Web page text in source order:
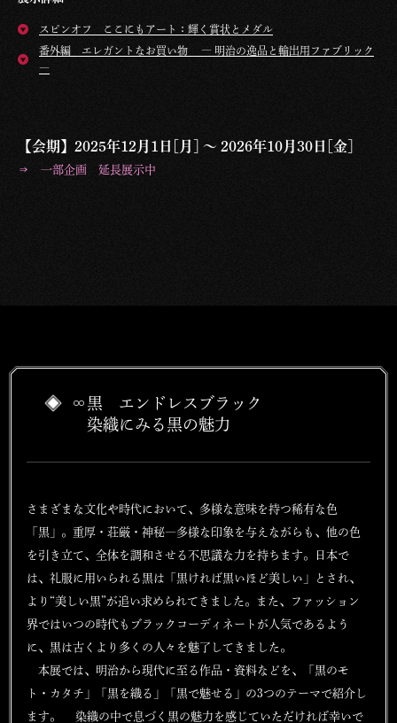
スピンオフ ここにもアート：輝く賞状とメダル
番外編 エレガントなお買い物 ― 明治の逸品と輸出用ファブリック
―
【会期】2025年12月1日[月] ～ 2026年10月30日[金]
⇒ 一部企画 延長展示中
∞黒 エンドレスブラック
染織にみる黒の魅力
さまざまな文化や時代において、多様な意味を持つ稀有な色
「黒」。重厚・荘厳・神秘―多様な印象を与えながらも、他の色
を引き立て、全体を調和させる不思議な力を持ちます。日本で
は、礼服に用いられる黒は「黒ければ黒いほど美しい」とされ、
より“美しい黒”が追い求められてきました。また、ファッション
界ではいつの時代もブラックコーディネートが人気であるよう
に、黒は古くより多くの人々を魅了してきました。
本展では、明治から現代に至る作品・資料などを、「黒のモ
ト・カタチ」「黒を織る」「黒で魅せる」の3つのテーマで紹介し
ます。 染織の中で息づく黒の魅力を感じていただければ幸いで